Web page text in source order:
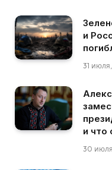
и
31
и что
30